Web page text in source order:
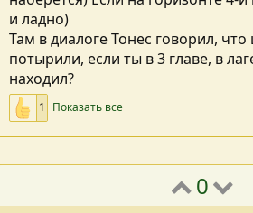
и ладно)
Там в диалоге Тонес говорил,
потырили, если ты в 3 главе, в
находил?
1 Показать все
0